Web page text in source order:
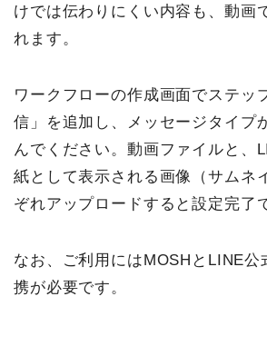
けでは伝わりにくい内容も、動画
れます。
ワークフローの作成画面でステッ
信」を追加し、メッセージタイプ
んでください。動画ファイルと、
紙として表示される画像（サムネ
ぞれアップロードすると設定完了
なお、ご利用にはMOSHとLINE公
携が必要です。